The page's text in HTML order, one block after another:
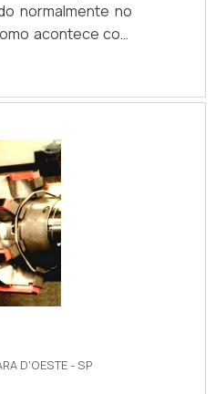
normalmente no
acontece com
processo de
pelo contato de
do tubo. Cabe
o que torna
eficaz.COMO É
EM
D'OESTE - SP